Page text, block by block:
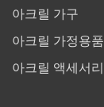
아크릴 가구
아크릴 가정용품
아크릴 액세서리